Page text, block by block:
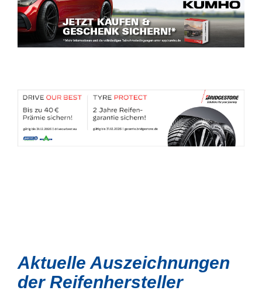
Aktuelle Auszeichnungen
der Reifenhersteller